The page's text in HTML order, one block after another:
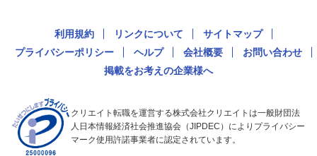
利用規約 リンクについて
サイトマップ
プライバシーポリシー
ヘルプ 会社概要
お問い合わせ
掲載をお考えの企業様へ
クリエイト転職を運営する株式会社クリエイトは一般財団法
人日本情報経済社会推進協会（JIPDEC）によりプライバシー
マーク使用許諾事業者に認定されています。